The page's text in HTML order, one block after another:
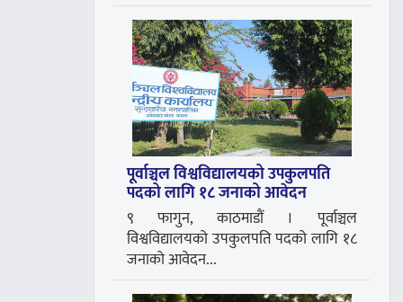
पूर्वाञ्चल विश्वविद्यालयको उपकुलपति
पदको लागि १८ जनाको आवेदन
९ फागुन, काठमाडौं । पूर्वाञ्चल
विश्वविद्यालयको उपकुलपति पदको लागि १८
जनाको आवेदन...